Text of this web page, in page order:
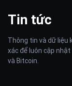
Tin tức
Thông tin và dữ liệu
xác để luôn cập
và Bitcoin.